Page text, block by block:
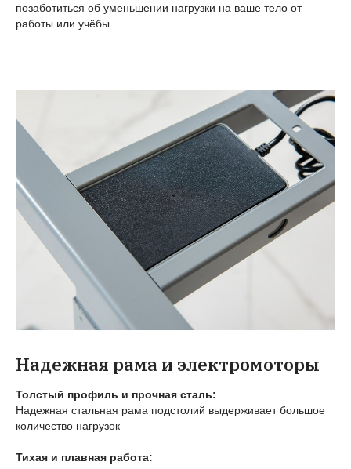
позаботиться об уменьшении нагрузки на ваше тело от
работы или учёбы
Надежная рама и электромоторы
Толстый профиль и прочная сталь:
Надежная стальная рама подстолий выдерживает большое
количество нагрузок
Тихая и плавная работа: